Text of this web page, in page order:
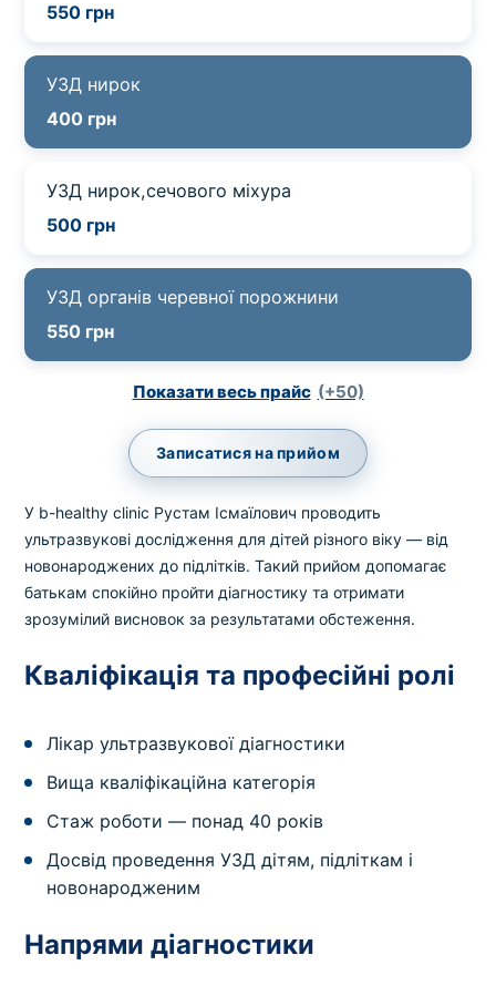
550 грн
УЗД нирок
400 грн
УЗД нирок,сечового міхура
500 грн
УЗД органів черевної порожнини
550 грн
Показати весь прайс (+50)
Записатися на прийом
У b-healthy clinic Рустам Ісмаїлович проводить
ультразвукові дослідження для дітей різного віку — від
новонароджених до підлітків. Такий прийом допомагає
батькам спокійно пройти діагностику та отримати
зрозумілий висновок за результатами обстеження.
Кваліфікація та професійні ролі
Лікар ультразвукової діагностики
Вища кваліфікаційна категорія
Стаж роботи — понад 40 років
Досвід проведення УЗД дітям, підліткам і
новонародженим
Напрями діагностики